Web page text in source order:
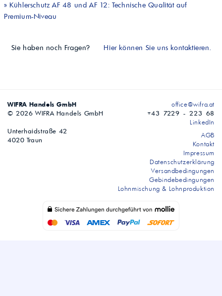
» Kühlerschutz AF 48 und AF 12: Technische Qualität auf
Premium-Niveau
Sie haben noch Fragen? Hier können Sie uns kontaktieren.
WIFRA Handels GmbH
© 2026 WIFRA Handels GmbH
Unterhaidstraße 42
4020 Traun
office@wifra.at
+43 7229 - 223 68
LinkedIn
AGB
Kontakt
Impressum
Datenschutzerklärung
Versandbedingungen
Gebindebedingungen
Lohnmischung & Lohnproduktion